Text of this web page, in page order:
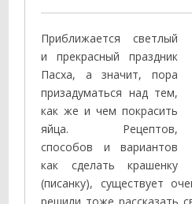
Приближается светлый
и прекрасный праздник
Пасха, а значит, пора
призадуматься над тем,
как же и чем покрасить
яйца. Рецептов,
способов и вариантов
как сделать крашенку
(писанку), существует